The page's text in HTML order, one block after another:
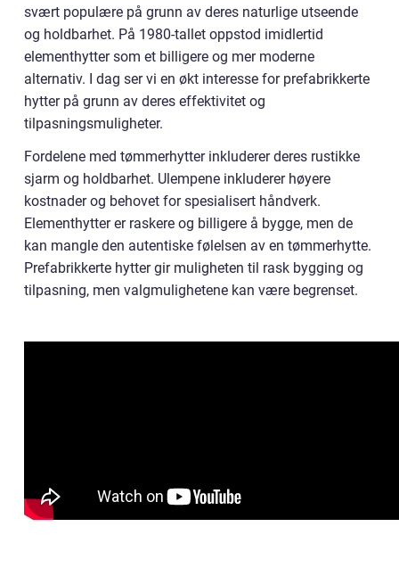
svært populære på grunn av deres naturlige utseende
og holdbarhet. På 1980-tallet oppstod imidlertid
elementhytter som et billigere og mer moderne
alternativ. I dag ser vi en økt interesse for prefabrikkerte
hytter på grunn av deres effektivitet og
tilpasningsmuligheter.
Fordelene med tømmerhytter inkluderer deres rustikke
sjarm og holdbarhet. Ulempene inkluderer høyere
kostnader og behovet for spesialisert håndverk.
Elementhytter er raskere og billigere å bygge, men de
kan mangle den autentiske følelsen av en tømmerhytte.
Prefabrikkerte hytter gir muligheten til rask bygging og
tilpasning, men valgmulighetene kan være begrenset.